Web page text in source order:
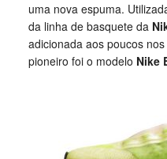
uma nova espuma.
da linha de basquete da
adicionada aos poucos
pioneiro foi o modelo Nike